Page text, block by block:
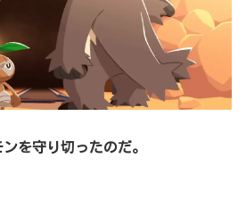
を守り切ったのだ。